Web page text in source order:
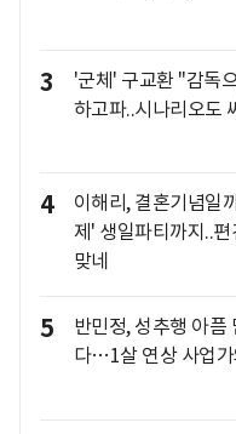
3
'군체' 구교환 "감독
하고파..시나리오
4
이해리, 결혼기념일
제' 생일파티까지..편
맞네
5
반민정, 성추행 아픔
다…1살 연상 사업